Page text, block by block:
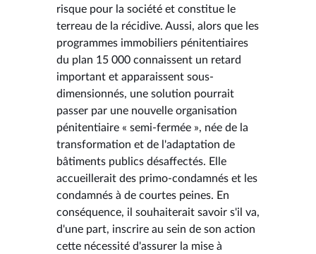
risque pour la société et constitue le
terreau de la récidive. Aussi, alors que les
programmes immobiliers pénitentiaires
du plan 15 000 connaissent un retard
important et apparaissent sous-
dimensionnés, une solution pourrait
passer par une nouvelle organisation
pénitentiaire « semi-fermée », née de la
transformation et de l'adaptation de
bâtiments publics désaffectés. Elle
accueillerait des primo-condamnés et les
condamnés à de courtes peines. En
conséquence, il souhaiterait savoir s'il va,
d'une part, inscrire au sein de son action
cette nécessité d'assurer la mise à